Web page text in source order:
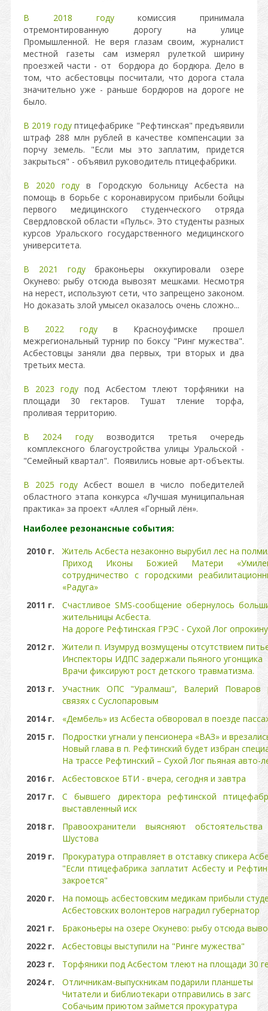
В 2018 годукомиссия принимала
отремонтированную дорогу на улице
Промышленной. Не веря глазам своим, журналист
местной газеты сам измерял рулеткой ширину
проезжей части - от бордюра до бордюра. Дело в
том, что асбестовцы посчитали, что дорога стала
значительно уже - раньше бордюров на дороге не
было.
В 2019 годуптицефабрике "Рефтинская" предъявили
штраф 288 млн рублей в качестве компенсации за
порчу земель. "Если мы это заплатим, придется
закрыться" - объявил руководитель птицефабрики.
В 2020 году в Городскую больницу Асбеста на
помощь в борьбе с коронавирусом прибыли бойцы
первого медицинского студенческого отряда
Свердловской области «Пульс». Это студенты разных
курсов Уральского государственного медицинского
университета.
В 2021 годубраконьеры оккупировали озере
Окунево: рыбу отсюда вывозят мешками. Несмотря
на нерест, используют сети, что запрещено законом.
Но доказать злой умысел оказалось очень сложно...
В 2022 году в Красноуфимске прошел
межрегиональный турнир по боксу "Ринг мужества".
Асбестовцы заняли два первых, три вторых и два
третьих места.
В 2023 году под Асбестом тлеют торфяники на
площади 30 гектаров. Тушат тление торфа,
проливая территорию.
В 2024 годувозводится третья очередь
комплексного благоустройства улицы Уральской -
"Семейный квартал". Появились новые арт-объекты.
В 2025 году Асбест вошел в число победителей
областного этапа конкурса «Лучшая муниципальная
практика» за проект «Аллея «Горный лён».
Наиболее резонансные события:
2010 г.
Житель Асбеста незаконно вырубил лес на
Приход Иконы Божией Матери
сотрудничество с городскими
«Радуга»
2011 г.
Счастливое SMS-сообщение обернулось
жительницы Асбеста.
На дороге Рефтинская ГРЭС - Сухой Лог
2012 г.
Жители п. Изумруд возмущены отсутствием
Инспекторы ИДПС задержали пьяного угонщика
Врачи фиксируют рост детского травматизма.
2013 г.
Участник ОПС "Уралмаш", Валерий Поваров
связях с Суслопаровым
2014 г.
«Дембель» из Асбеста обворовал в поезде
2015 г.
Подростки угнали у пенсионера «ВАЗ» и
Новый глава в п. Рефтинский будет избран
На трассе Рефтинский – Сухой Лог пьяная авто-
2016 г.
Асбестовское БТИ - вчера, сегодня и завтра
2017 г.
С бывшего директора рефтинской
выставленный иск
2018 г.
Правоохранители выясняют
Шустова
2019 г.
Прокуратура отправляет в отставку спикера
"Если птицефабрика заплатит Асбесту и
закроется"
2020 г.
На помощь асбестовским медикам прибыли
Асбестовских волонтеров наградил губернатор
2021 г.
Браконьеры на озере Окунево: рыбу отсюда
2022 г.
Асбестовцы выступили на "Ринге мужества"
2023 г.
Торфяники под Асбестом тлеют на площади 30
2024 г.
Отличникам-выпускникам подарили планшеты
Читатели и библиотекари отправились в загс
Собачьим приютом займется прокуратура